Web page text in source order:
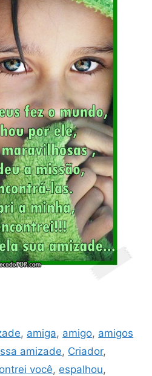
, amiga, amigo, amigos
amizade, Criador,
você, espalhou,